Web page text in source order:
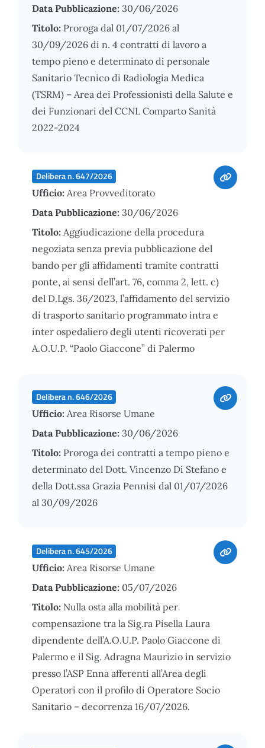
Data Pubblicazione: 30/06/2026
Titolo: Proroga dal 01/07/2026 al
30/09/2026 di n. 4 contratti di lavoro a
tempo pieno e determinato di personale
Sanitario Tecnico di Radiologia Medica
(TSRM) – Area dei Professionisti della Salute e
dei Funzionari del CCNL Comparto Sanità
2022-2024
Delibera n. 647/2026
Ufficio: Area Provveditorato
Data Pubblicazione: 30/06/2026
Titolo: Aggiudicazione della procedura
negoziata senza previa pubblicazione del
bando per gli affidamenti tramite contratti
ponte, ai sensi dell’art. 76, comma 2, lett. c)
del D.Lgs. 36/2023, l’affidamento del servizio
di trasporto sanitario programmato intra e
inter ospedaliero degli utenti ricoverati per
A.O.U.P. “Paolo Giaccone” di Palermo
Delibera n. 646/2026
Ufficio: Area Risorse Umane
Data Pubblicazione: 30/06/2026
Titolo: Proroga dei contratti a tempo pieno e
determinato del Dott. Vincenzo Di Stefano e
della Dott.ssa Grazia Pennisi dal 01/07/2026
al 30/09/2026
Delibera n. 645/2026
Ufficio: Area Risorse Umane
Data Pubblicazione: 05/07/2026
Titolo: Nulla osta alla mobilità per
compensazione tra la Sig.ra Pisella Laura
dipendente dell’A.O.U.P. Paolo Giaccone di
Palermo e il Sig. Adragna Maurizio in servizio
presso l’ASP Enna afferenti all’Area degli
Operatori con il profilo di Operatore Socio
Sanitario – decorrenza 16/07/2026.